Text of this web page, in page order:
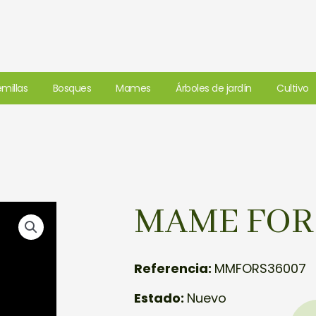
Bosques Mames Árboles de jardín Cultivo
MAME
Referencia: MMFORS36007
Estado: Nuevo